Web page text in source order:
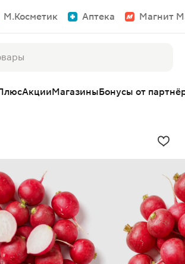
М.Косметик Аптека Магнит
АкцииМагазиныБонусы от